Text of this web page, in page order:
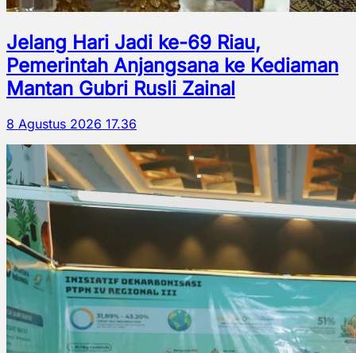
Jelang Hari Jadi ke-69 Riau,
Pemerintah Anjangsana ke Kediaman
Mantan Gubri Rusli Zainal
8 Agustus 2026 17.36